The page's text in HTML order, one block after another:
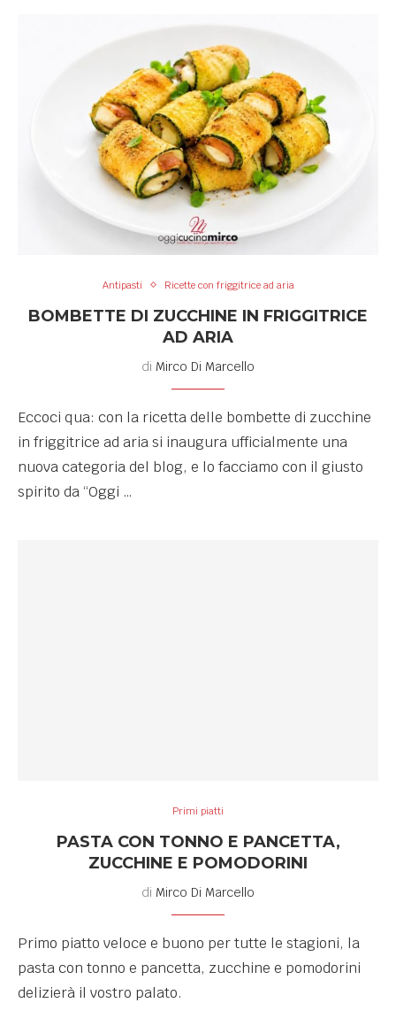
Antipasti Ricette con friggitrice ad aria
BOMBETTE DI ZUCCHINE IN FRIGGITRICE
AD ARIA
di Mirco Di Marcello
Eccoci qua: con la ricetta delle bombette di zucchine
in friggitrice ad aria si inaugura ufficialmente una
nuova categoria del blog, e lo facciamo con il giusto
spirito da “Oggi …
Primi piatti
PASTA CON TONNO E PANCETTA,
ZUCCHINE E POMODORINI
di Mirco Di Marcello
Primo piatto veloce e buono per tutte le stagioni, la
pasta con tonno e pancetta, zucchine e pomodorini
delizierà il vostro palato.